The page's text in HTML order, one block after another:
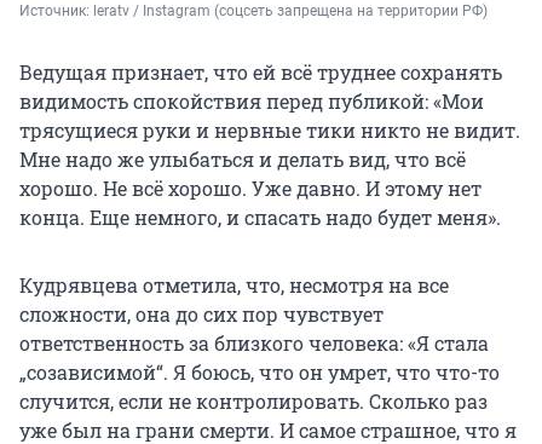
Источник: leratv / Instagram (соцсеть запрещена на территории РФ)
Ведущая признает, что ей всё труднее сохранять
видимость спокойствия перед публикой: «Мои
трясущиеся руки и нервные тики никто не видит.
Мне надо же улыбаться и делать вид, что всё
хорошо. Не всё хорошо. Уже давно. И этому нет
конца. Еще немного, и спасать надо будет меня».
Кудрявцева отметила, что, несмотря на все
сложности, она до сих пор чувствует
ответственность за близкого человека: «Я стала
„созависимой“. Я боюсь, что он умрет, что что-то
случится, если не контролировать. Сколько раз
уже был на грани смерти. И самое страшное, что я